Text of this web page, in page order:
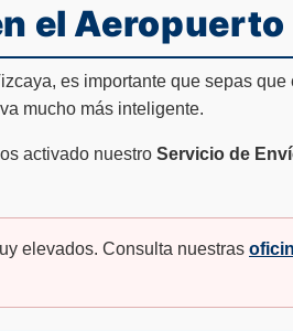
el Aeropuerto
es importante que sepas
mucho más inteligente.
activado nuestro Servicio de
elevados. Consulta nuestras